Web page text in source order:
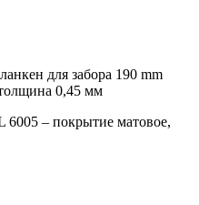
для забора 190 mm
0,45 мм
6005 – покрытие матовое,